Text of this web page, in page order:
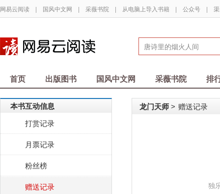
网易云阅读 | 国风中文网 | 采薇书院 | 从电脑上导入书籍 | 公众号 |
首页 出版图书 国风中文网 采薇书院 排
本书互动信息
打赏记录
月票记录
粉丝榜
赠送记录
龙门天师 > 赠送记录
独